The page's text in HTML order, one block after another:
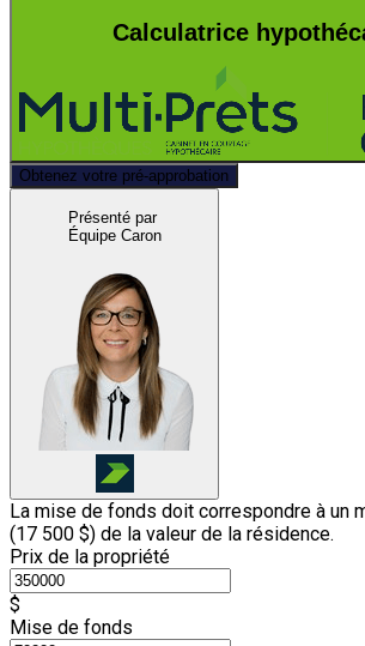
Calculatrice
Obtenez votre pré-approbation
Présenté par
Équipe Caron
La mise de fonds doit correspondre à un
(17 500 $) de la valeur de la résidence.
Prix de la propriété
$
Mise de fonds